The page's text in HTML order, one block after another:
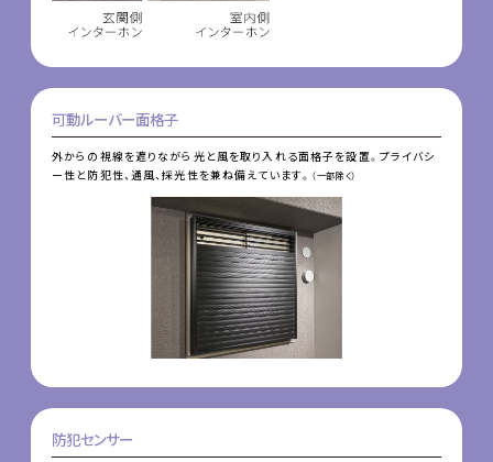
可動ルーバー面格子
外からの視線を遮りながら光と風を取り入れる面格子を設置。プライバシ
ー性と防犯性、通風、採光性を兼ね備えています。 （一部除く）
防犯センサー